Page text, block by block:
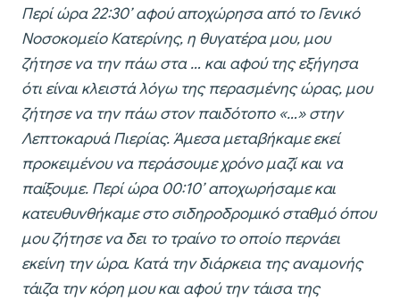
Περί ώρα 22:30’ αφού αποχώρησα από το Γενικό
Νοσοκομείο Κατερίνης, η θυγατέρα μου, μου
ζήτησε να την πάω στα … και αφού της εξήγησα
ότι είναι κλειστά λόγω της περασμένης ώρας, μου
ζήτησε να την πάω στον παιδότοπο «…» στην
Λεπτοκαρυά Πιερίας. Άμεσα μεταβήκαμε εκεί
προκειμένου να περάσουμε χρόνο μαζί και να
παίξουμε. Περί ώρα 00:10’ αποχωρήσαμε και
κατευθυνθήκαμε στο σιδηροδρομικό σταθμό όπου
μου ζήτησε να δει το τραίνο το οποίο περνάει
εκείνη την ώρα. Κατά την διάρκεια της αναμονής
τάιζα την κόρη μου και αφού την τάισα της